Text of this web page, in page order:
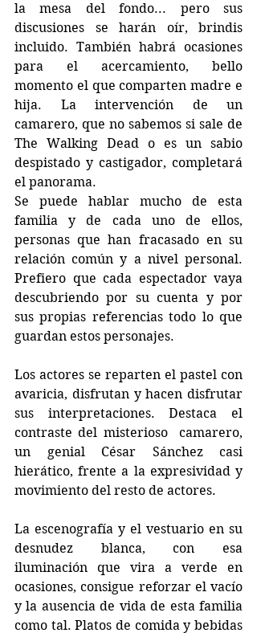
la mesa del fondo... pero sus
discusiones se harán oír, brindis
incluido. También habrá ocasiones
para el acercamiento, bello
momento el que comparten madre e
hija. La intervención de un
camarero, que no sabemos si sale de
The Walking Dead o es un sabio
despistado y castigador, completará
el panorama.
Se puede hablar mucho de esta
familia y de cada uno de ellos,
personas que han fracasado en su
relación común y a nivel personal.
Prefiero que cada espectador vaya
descubriendo por su cuenta y por
sus propias referencias todo lo que
guardan estos personajes.
Los actores se reparten el pastel con
avaricia, disfrutan y hacen disfrutar
sus interpretaciones. Destaca el
contraste del misterioso  camarero,
un genial César Sánchez casi
hierático, frente a la expresividad y
movimiento del resto de actores.
La escenografía y el vestuario en su
desnudez blanca, con esa
iluminación que vira a verde en
ocasiones, consigue reforzar el vacío
y la ausencia de vida de esta familia
como tal. Platos de comida y bebidas